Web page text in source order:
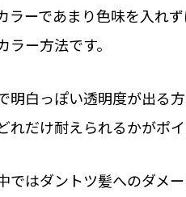
ラーであまり色味を入れ
ー方法です。
明白っぽい透明度が出る
れだけ耐えられるかがポイ
ではダントツ髪へのダメ